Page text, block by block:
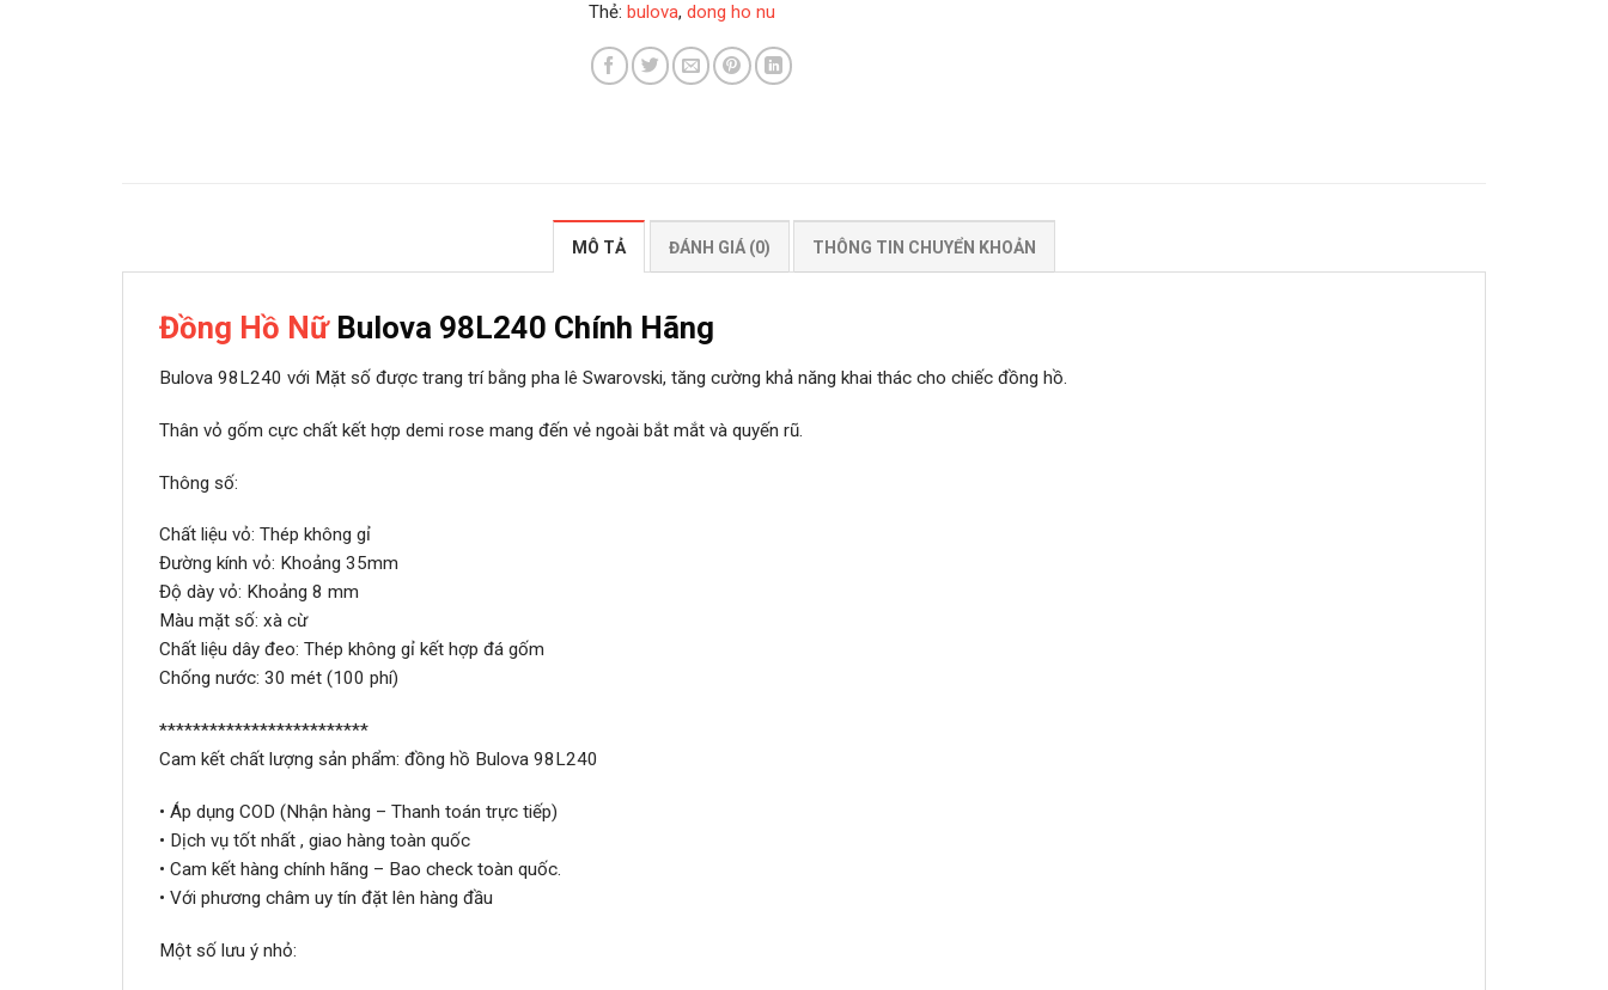
Thẻ: bulova, dong ho nu
MÔ TẢ ĐÁNH GIÁ (0) THÔNG TIN CHUYỂN KHOẢN
Đồng Hồ NữBulova 98L240 Chính Hãng
Bulova 98L240 với Mặt số được trang trí bằng pha lê Swarovski, tăng cường khả năng khai thác cho chiếc đồng hồ.
Thân vỏ gốm cực chất kết hợp demi rose mang đến vẻ ngoài bắt mắt và quyến rũ.
Thông số:
Chất liệu vỏ: Thép không gỉ
Đường kính vỏ: Khoảng 35mm
Độ dày vỏ: Khoảng 8 mm
Màu mặt số: xà cừ
Chất liệu dây đeo: Thép không gỉ kết hợp đá gốm
Chống nước: 30 mét (100 phí)
*************************
Cam kết chất lượng sản phẩm: đồng hồ Bulova 98L240
• Áp dụng COD (Nhận hàng – Thanh toán trực tiếp)
• Dịch vụ tốt nhất , giao hàng toàn quốc
• Cam kết hàng chính hãng – Bao check toàn quốc.
• Với phương châm uy tín đặt lên hàng đầu
Một số lưu ý nhỏ: